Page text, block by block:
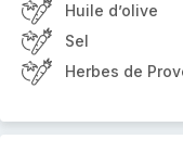
Huile d’olive
Sel
Herbes de